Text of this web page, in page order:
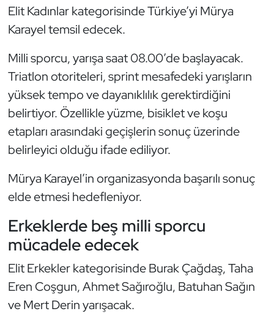
Elit Kadınlar kategorisinde Türkiye’yi Mürya
Karayel temsil edecek.
Milli sporcu, yarışa saat 08.00’de başlayacak.
Triatlon otoriteleri, sprint mesafedeki yarışların
yüksek tempo ve dayanıklılık gerektirdiğini
belirtiyor. Özellikle yüzme, bisiklet ve koşu
etapları arasındaki geçişlerin sonuç üzerinde
belirleyici olduğu ifade ediliyor.
Mürya Karayel’in organizasyonda başarılı sonuç
elde etmesi hedefleniyor.
Erkeklerde beş milli sporcu
mücadele edecek
Elit Erkekler kategorisinde Burak Çağdaş, Taha
Eren Coşgun, Ahmet Sağıroğlu, Batuhan Sağın
ve Mert Derin yarışacak.
Futsal
Genel
Golf
Güreş
Halter
Hentbol
İşitme Engelli Sporcular
Kano ve Rafting